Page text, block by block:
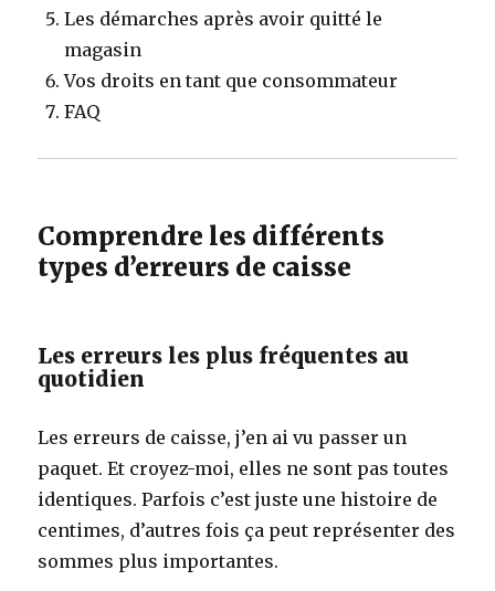
Les démarches après avoir quitté le
magasin
Vos droits en tant que consommateur
FAQ
Comprendre les différents
types d’erreurs de caisse
Les erreurs les plus fréquentes au
quotidien
Les erreurs de caisse, j’en ai vu passer un
paquet. Et croyez-moi, elles ne sont pas toutes
identiques. Parfois c’est juste une histoire de
centimes, d’autres fois ça peut représenter des
sommes plus importantes.